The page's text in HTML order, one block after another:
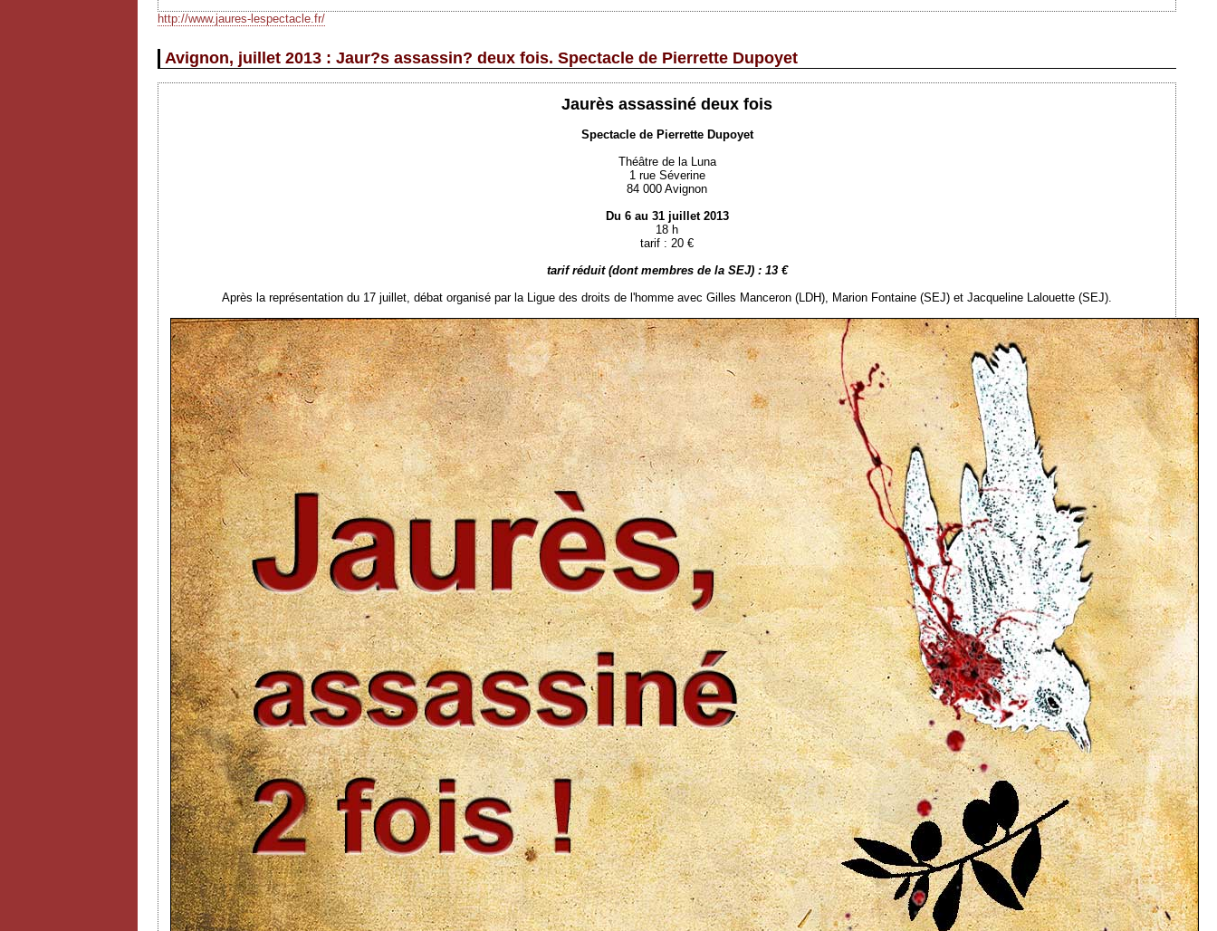
http://www.jaures-lespectacle.fr/
Avignon, juillet 2013 : Jaur?s assassin? deux fois. Spectacle de Pierrette Dupoyet
Jaurès assassiné deux fois
Spectacle de Pierrette Dupoyet
Théâtre de la Luna
1 rue Séverine
84 000 Avignon
Du 6 au 31 juillet 2013
18 h
tarif : 20 €
tarif réduit (dont membres de la SEJ) : 13 €
Après la représentation du 17 juillet, débat organisé par la Ligue des droits de l'homme avec Gilles Manceron (LDH), Marion Fontaine (SEJ) et Jacqueline Lalouette (SEJ).